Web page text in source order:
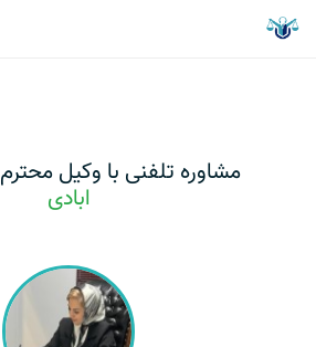
مشاوره تلفنی با وکیل محترم
ابادی